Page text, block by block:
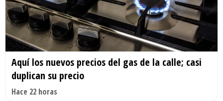
Aquí los nuevos precios del gas de la calle; casi
duplican su precio
Hace 22 horas